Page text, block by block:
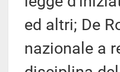
ed altri; De
nazionale a